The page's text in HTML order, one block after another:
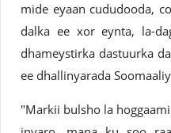
mide eyaan cududooda,
dalka ee xor eynta, la-
dhameystirka dastuurka
ee dhallinyarada
"Markii bulsho la